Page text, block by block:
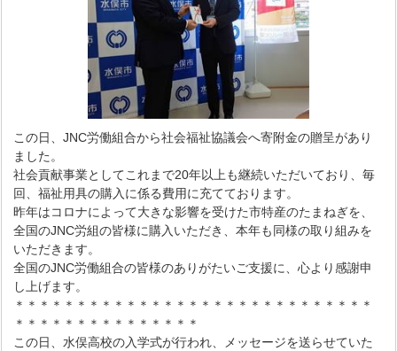
この日、JNC労働組合から社会福祉協議会へ寄附金の贈呈があり
ました。
社会貢献事業としてこれまで20年以上も継続いただいており、毎
回、福祉用具の購入に係る費用に充てております。
昨年はコロナによって大きな影響を受けた市特産のたまねぎを、
全国のJNC労組の皆様に購入いただき、本年も同様の取り組みを
いただきます。
全国のJNC労働組合の皆様のありがたいご支援に、心より感謝申
し上げます。
＊＊＊＊＊＊＊＊＊＊＊＊＊＊＊＊＊＊＊＊＊＊＊＊＊＊＊＊＊
＊＊＊＊＊＊＊＊＊＊＊＊＊＊＊
この日、水俣高校の入学式が行われ、メッセージを送らせていた